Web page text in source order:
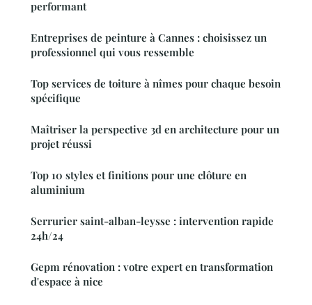
performant
Entreprises de peinture à Cannes : choisissez un
professionnel qui vous ressemble
Top services de toiture à nîmes pour chaque besoin
spécifique
Maîtriser la perspective 3d en architecture pour un
projet réussi
Top 10 styles et finitions pour une clôture en
aluminium
Serrurier saint-alban-leysse : intervention rapide
24h/24
Gepm rénovation : votre expert en transformation
d'espace à nice